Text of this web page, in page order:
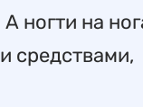
ногти на
средствами,